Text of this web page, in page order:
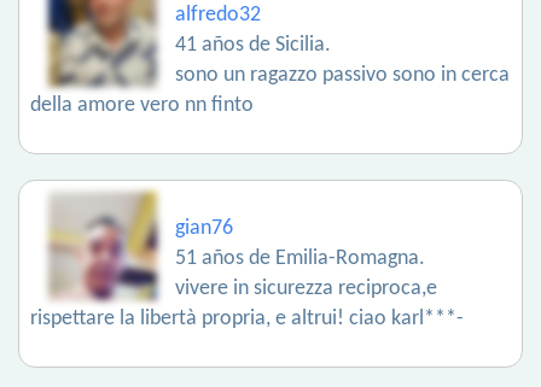
alfredo32
41 años de Sicilia.
sono un ragazzo passivo sono in cerca
della amore vero nn finto
gian76
51 años de Emilia-Romagna.
vivere in sicurezza reciproca,e
rispettare la libertà propria, e altrui! ciao karl***-